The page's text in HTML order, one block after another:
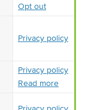
Opt out
Privacy policy
Privacy policy
Read more